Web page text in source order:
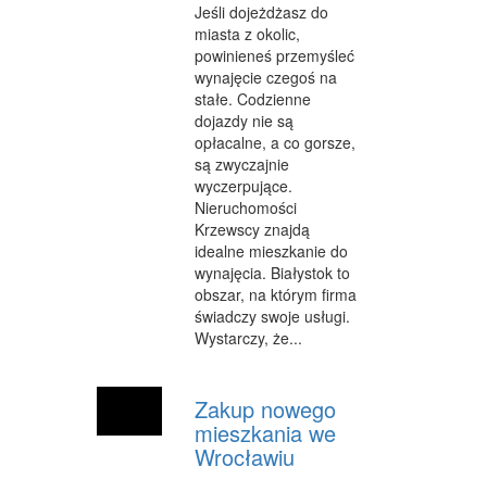
URODA
DIETETYKA, ODCHUDZANIE
KOSMETYKI
LECZENIE
SALONY KOSMETYCZNE
SPRZĘT MEDYCZNY
SOFTWARE
OPROGRAMOWANIE
STRONY INTERNETOWE
Jeśli dojeżdżasz do
miasta z okolic,
powinieneś przemyśleć
wynajęcie czegoś na
stałe. Codzienne
dojazdy nie są
opłacalne, a co gorsze,
są zwyczajnie
wyczerpujące.
Nieruchomości
Krzewscy znajdą
idealne mieszkanie do
wynajęcia. Białystok to
obszar, na którym firma
świadczy swoje usługi.
Wystarczy, że...
Zakup nowego
mieszkania we
Wrocławiu